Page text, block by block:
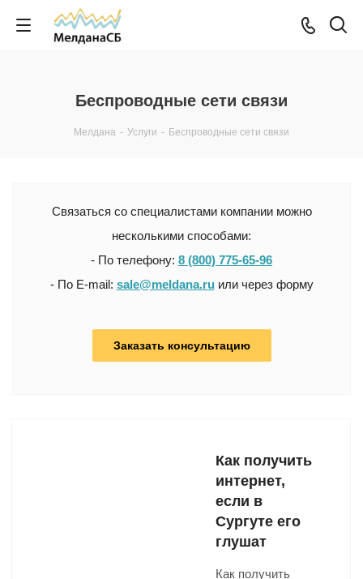
Беспроводные сети связи
Мелдана - Услуги - Беспроводные сети связи
Связаться со специалистами компании можно
несколькими способами:
- По телефону: 8 (800) 775-65-96
- По E-mail: sale@meldana.ruили через форму
Заказать консультацию
Как получить
интернет,
если в
Сургуте его
глушат
Как получить